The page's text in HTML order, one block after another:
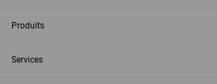
Produits
Services